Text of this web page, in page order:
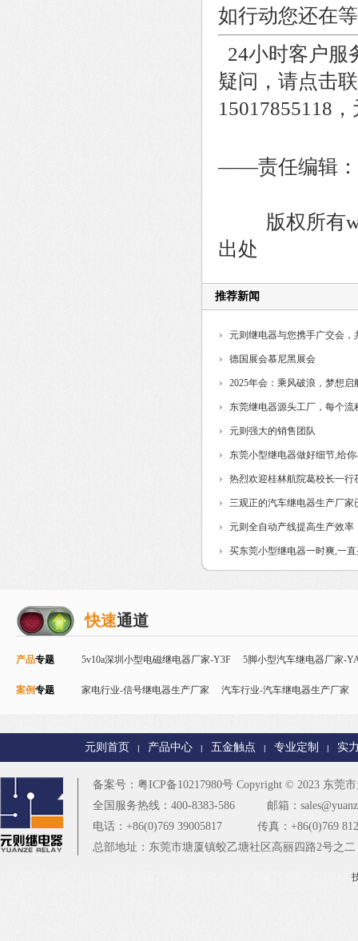
如行动您还在
24小时客户服
疑问，请点击
15017855118
——责任编辑：
版权所有
出处
推荐新闻
元则继电器与您携手广交会，
德国展会慕尼黑展会
2025年会：乘风破浪，梦想启
东莞继电器源头工厂，每个流
制...元则强大的销售团队
东莞小型继电器做好细节,给
热烈欢迎桂林航院葛校长一行
三观正的汽车继电器生产厂家
元则全自动产线提高生产效率
买东莞小型继电器一时爽,一
快速通道
产品专题 5v10a深圳小型电磁继电器厂家-Y3F 5脚小型汽车继电器厂家-
Y32F 磁保持继电器 智能控制继电器-Y90 24v直流信号继电
案例专题 家电行业-信号继电器生产厂家 汽车行业-汽车继电器生产厂家
楼宇安防行业-T90继电器厂家 更多
元则首页 | 产品中心 | 五金触点 | 专业定制 | 实
备案号： 粤ICP备10217980号 Copyright © 2023 东莞
全国服务热线：400-8383-586
邮箱：
电话：+86(0)769 39005817
传真：+86(0)769
总部地址：东莞市塘厦镇蛟乙塘社区高丽四路2号之二